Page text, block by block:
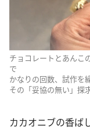
チョコレートとあんこ
で
かなりの回数、試作を
その「妥協の無い」探
カカオニブの香ば